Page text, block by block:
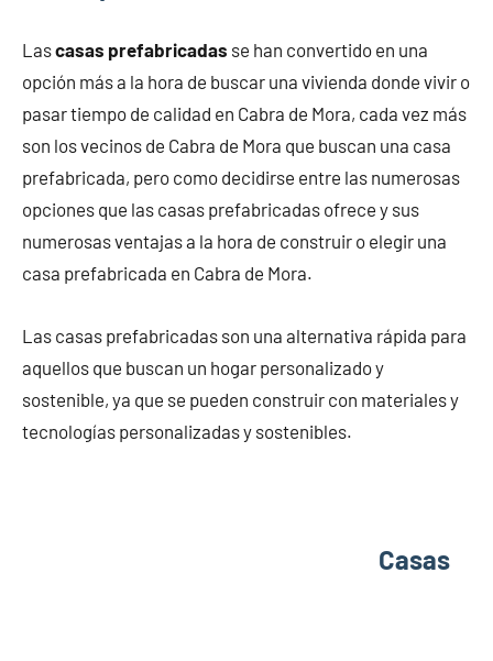
Lascasas prefabricadas se han convertido en una
opción más a la hora de buscar una vivienda donde vivir o
pasar tiempo de calidad en Cabra de Mora, cada vez más
son los vecinos de Cabra de Mora que buscan una casa
prefabricada, pero como decidirse entre las numerosas
opciones que las casas prefabricadas ofrece y sus
numerosas ventajas a la hora de construir o elegir una
casa prefabricada en Cabra de Mora.
Las casas prefabricadas son una alternativa rápida para
aquellos que buscan un hogar personalizado y
sostenible, ya que se pueden construir con materiales y
tecnologías personalizadas y sostenibles.
Casas